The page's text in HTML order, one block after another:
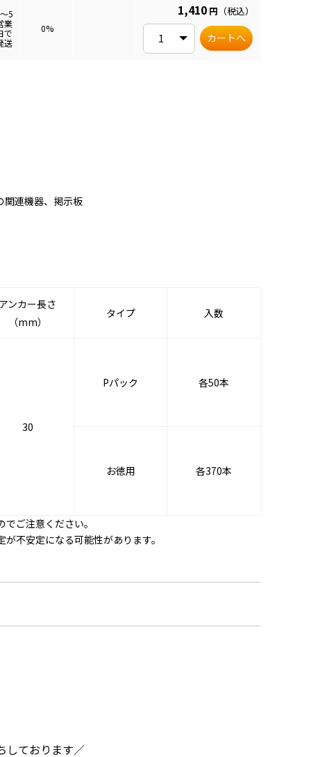
5
業
で
送
0%
1,410 円 （税込）
カートへ
関連機器、掲示板
ンカー長さ
（mm）
タイプ 入数
30
Pパック 各50本
お徳用 各370本
ご注意ください。
不安定になる可能性があります。
しております／